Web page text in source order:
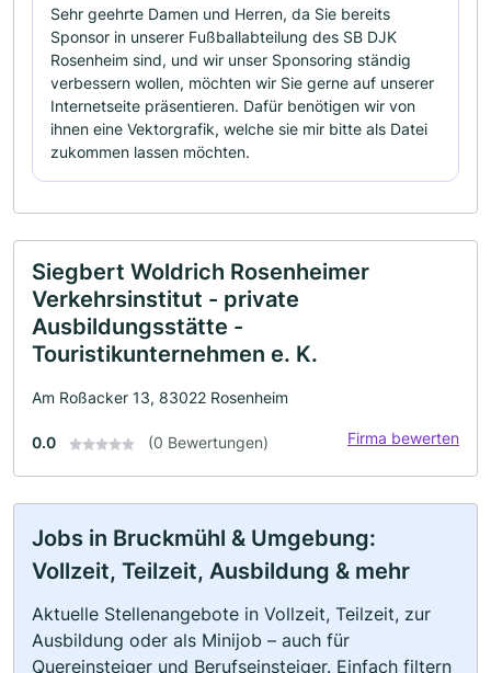
Sehr geehrte Damen und Herren, da Sie bereits
Sponsor in unserer Fußballabteilung des SB DJK
Rosenheim sind, und wir unser Sponsoring ständig
verbessern wollen, möchten wir Sie gerne auf unserer
Internetseite präsentieren. Dafür benötigen wir von
ihnen eine Vektorgrafik, welche sie mir bitte als Datei
zukommen lassen möchten.
Siegbert Woldrich Rosenheimer
Verkehrsinstitut - private
Ausbildungsstätte -
Touristikunternehmen e. K.
Am Roßacker 13, 83022 Rosenheim
0.0 (0 Bewertungen) Firma bewerten
Jobs in Bruckmühl & Umgebung:
Vollzeit, Teilzeit, Ausbildung & mehr
Aktuelle Stellenangebote in Vollzeit, Teilzeit, zur
Ausbildung oder als Minijob – auch für
Quereinsteiger und Berufseinsteiger. Einfach filtern